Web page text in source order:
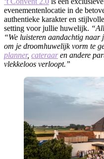
evenementenlocatie in de
authentieke karakter en
setting voor jullie huwelijk.
“We luisteren aandachtig naar
om je droomhuwelijk vorm te
planner, cateraaren andere
vlekkeloos verloopt.”